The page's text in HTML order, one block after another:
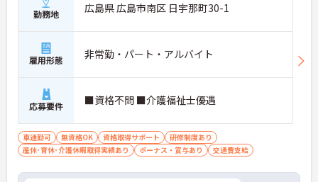
勤務地 広島県 広島市南区 日宇那町30-1
雇用形態 非常勤・パート・アルバイト
応募要件 ■資格不問 ■介護福祉士優遇
車通勤可 無資格OK 資格取得サポート
研修制度あり
産休･育休･介護休暇取得実績あり
ボーナス・賞与あり 交通費支給